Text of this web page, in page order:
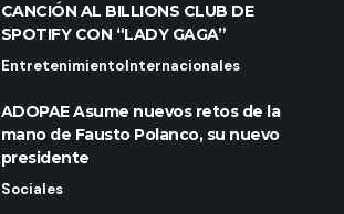
CANCIÓN AL BILLIONS CLUB DE
SPOTIFY CON “LADY GAGA”
EntretenimientoInternacionales
ADOPAE Asume nuevos retos de la
mano de Fausto Polanco, su nuevo
presidente
Sociales